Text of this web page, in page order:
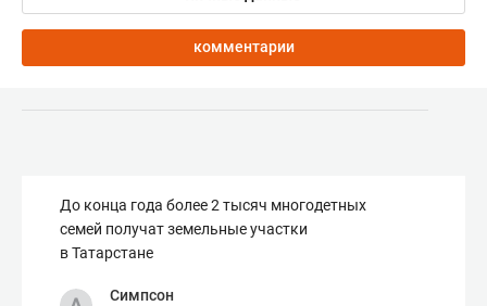
комментарии
До конца года более 2 тысяч многодетных
семей получат земельные участки
в Татарстане
Симпсон